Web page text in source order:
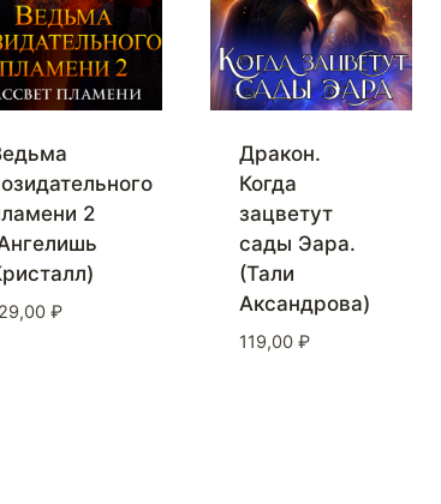
2
₽
Дракон.
Когда
зацветут
сады Эара.
(Тали
Аксандрова)
119,00 ₽